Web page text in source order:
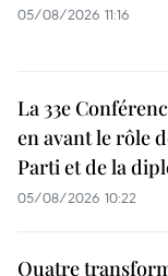
05/08/2026 11:16
La 33e
en avant le rôle
Parti et de la
05/08/2026 10:22
Quatre